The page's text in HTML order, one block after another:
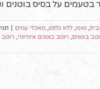
בטעמים על בסיס בוטנים
טופו ללא גלוטן מאכלי עמים |
בוטנים רוטב בוטנים אינדונזי